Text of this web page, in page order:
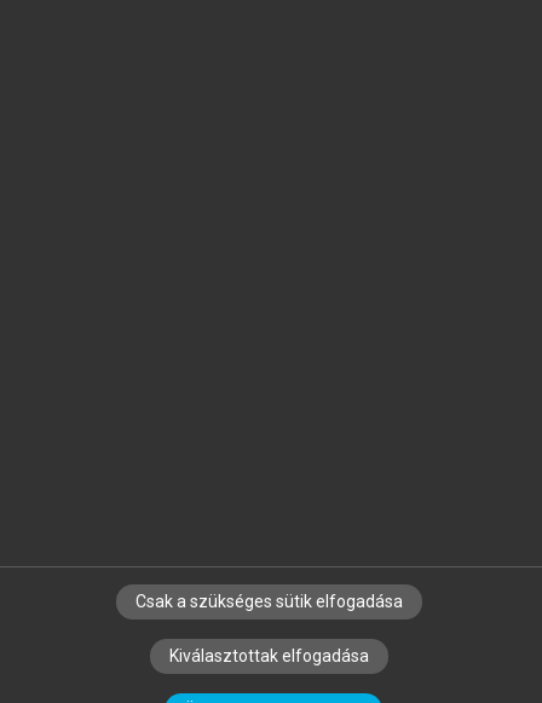
SZERZŐKNEK CÉGEKNEK KÖNYVTÁROSOKNAK
SZERKESZTÉSI ÉS LEKTORÁLÁSI ALAPELVEK
Csak a szükséges sütik elfogadása
Kiválasztottak elfogadása